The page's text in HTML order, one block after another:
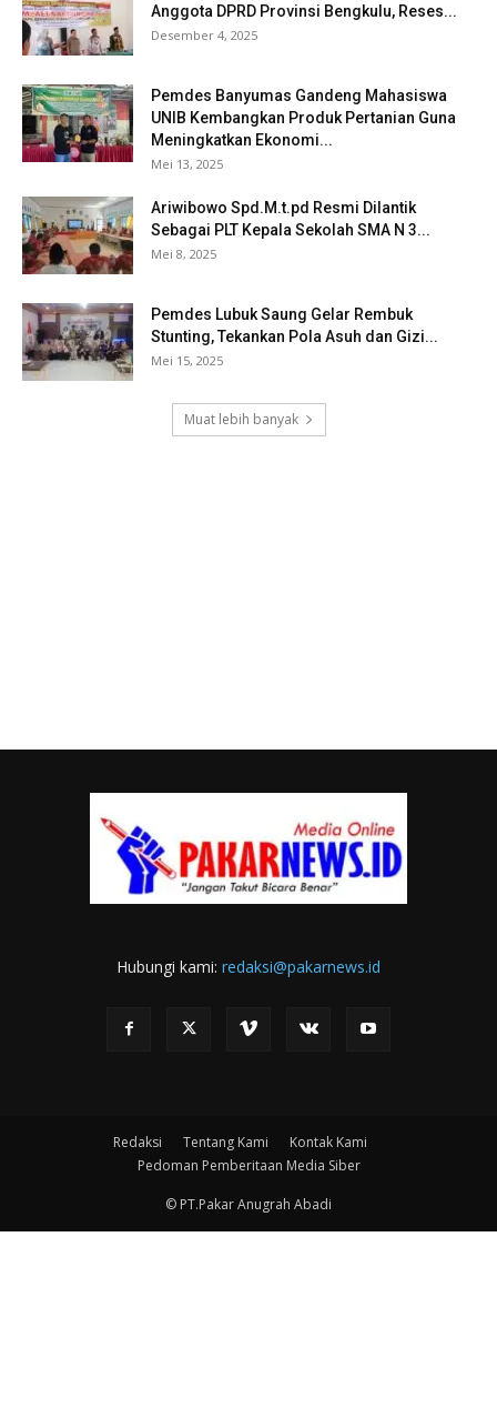
Anggota DPRD Provinsi Bengkulu, Reses...
Desember 4, 2025
Pemdes Banyumas Gandeng Mahasiswa
UNIB Kembangkan Produk Pertanian Guna
Meningkatkan Ekonomi...
Mei 13, 2025
Ariwibowo Spd.M.t.pd Resmi Dilantik
Sebagai PLT Kepala Sekolah SMA N 3...
Mei 8, 2025
Pemdes Lubuk Saung Gelar Rembuk
Stunting, Tekankan Pola Asuh dan Gizi...
Mei 15, 2025
Muat lebih banyak
Hubungi kami: redaksi@pakarnews.id
Redaksi Tentang Kami
Kontak Kami
Pedoman Pemberitaan Media Siber
© PT.Pakar Anugrah Abadi